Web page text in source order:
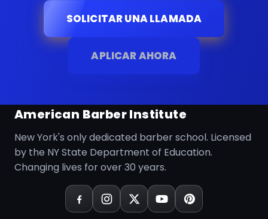
SOLICITAR UNA LLAMADA
APLICAR AHORA
American Barber Institute
New York's only dedicated barber school. Licensed
by the NY State Department of Education.
Changing lives for over 30 years.